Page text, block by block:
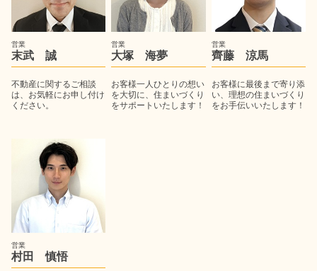
営業
末武 誠
不動産に関するご相談
は、お気軽にお申し付け
ください。
営業
大塚 海夢
お客様一人ひとりの想い
を大切に、住まいづくり
をサポートいたします！
営業
齊藤 涼馬
お客様に最後まで寄り添
い、理想の住まいづくり
をお手伝いいたします！
営業
村田 慎悟